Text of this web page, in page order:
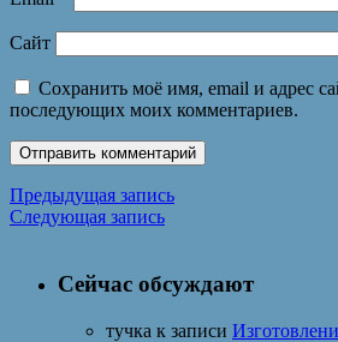
Сайт
Сохранить моё имя, email и адрес
последующих моих комментариев.
Предыдущая запись
Следующая запись
Сейчас обсуждают
тучка к записи